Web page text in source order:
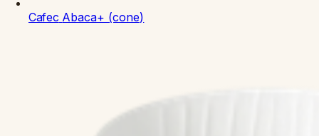
Cafec Abaca+ (cone)